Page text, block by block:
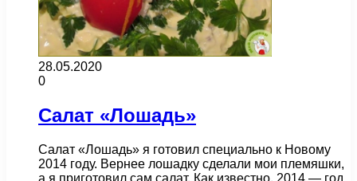
28.05.2020
0
Салат «Лошадь»
Салат «Лошадь» я готовил специально к Новому
2014 году. Вернее лошадку сделали мои племяшки,